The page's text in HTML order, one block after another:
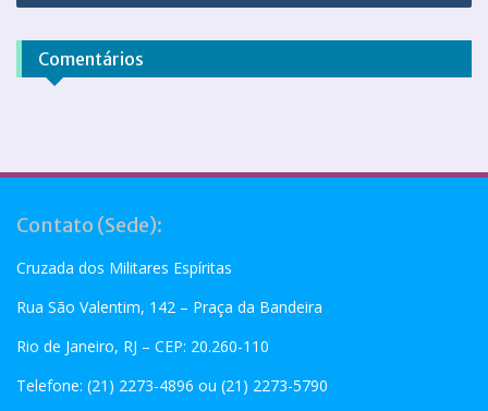
Comentários
Contato (Sede):
Cruzada dos Militares Espíritas
Rua São Valentim, 142 – Praça da Bandeira
Rio de Janeiro, RJ – CEP: 20.260-110
Telefone: (21) 2273-4896 ou (21) 2273-5790